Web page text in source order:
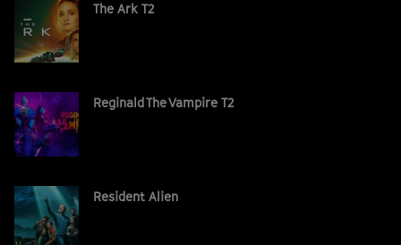
The Ark T2
Reginald The Vampire T2
Resident Alien